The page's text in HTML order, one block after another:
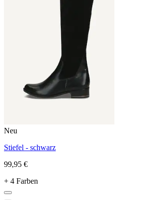
Neu
Stiefel - schwarz
99,95 €
+ 4 Farben